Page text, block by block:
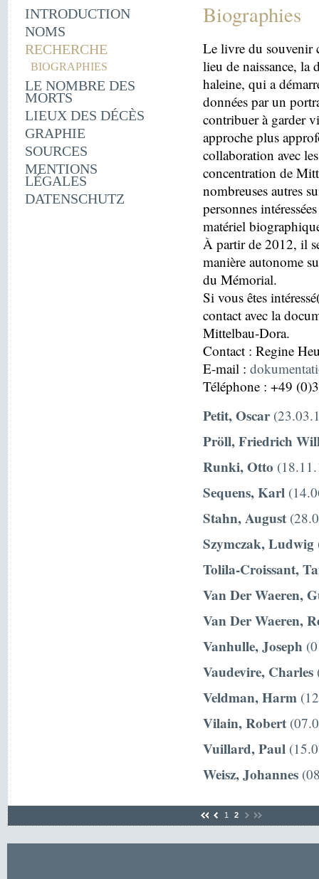
INTRODUCTION
NOMS
RECHERCHE
BIOGRAPHIES
LE NOMBRE DES
MORTS
LIEUX DES DÉCÈS
GRAPHIE
SOURCES
MENTIONS
LÉGALES
DATENSCHUTZ
Biographies
Le livre du souvenir
lieu de naissance, la
haleine, qui a
données par un
contribuer à garder
approche plus
collaboration avec
concentration de
nombreuses autres
personnes
matériel
À partir de 2012, il
manière autonome
du Mémorial.
Si vous êtes
contact avec la
Mittelbau-Dora.
Contact : Regine
E-mail :
Téléphone : +49
Petit, Oscar
Pröll, Friedrich
Runki, Otto
Sequens, Karl
Stahn, August
Szymczak, Ludwig
Tolila-Croissant,
Van Der Waeren,
Van Der Waeren,
Vanhulle, Joseph
Vaudevire, Charles
Veldman, Harm
Vilain, Robert
Vuillard, Paul
Weisz, Johannes
1 2